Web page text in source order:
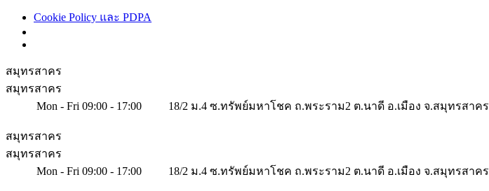
Cookie Policy และ PDPA
สมุทรสาคร
สมุทรสาคร
Mon - Fri 09:00 - 17:00
18/2 ม.4 ซ.ทรัพย์มหาโชค ถ.พระราม2 ต.นาดี อ.เมือง จ.สมุทรสาคร
สมุทรสาคร
สมุทรสาคร
Mon - Fri 09:00 - 17:00
18/2 ม.4 ซ.ทรัพย์มหาโชค ถ.พระราม2 ต.นาดี อ.เมือง จ.สมุทรสาคร